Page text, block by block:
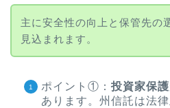
主に安全性の向上と保管先の
見込まれます。
ポイント①： 投資家保護
あります。州信託は法